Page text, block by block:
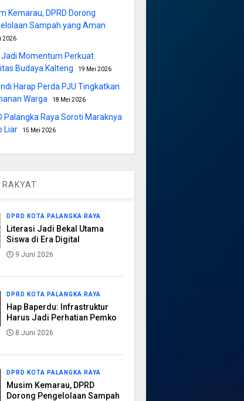
Kemarau, DPRD Dorong
Sampah yang Aman
2026
Jadi Momentum Perkuat
Budaya Kalteng
19 Mei 2026
Harap Perda PJU Tingkatkan
Warga
18 Mei 2026
Palangka Raya Soroti Maraknya
Liar
15 Mei 2026
DPRD KOTA PALANGKA RAYA
Literasi Jadi Bekal Utama
Siswa di Era Digital
9 Juni 2026
DPRD KOTA PALANGKA RAYA
Hap Baperdu: Infrastruktur
Harus Jadi Perhatian Pemko
8 Juni 2026
DPRD KOTA PALANGKA RAYA
Musim Kemarau, DPRD
Dorong Pengelolaan Sampah